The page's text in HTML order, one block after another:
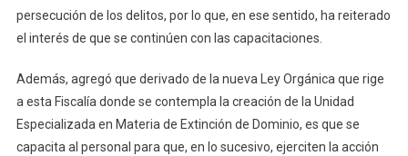
persecución de los delitos, por lo que, en ese sentido, ha reiterado
el interés de que se continúen con las capacitaciones.
Además, agregó que derivado de la nueva Ley Orgánica que rige
a esta Fiscalía donde se contempla la creación de la Unidad
Especializada en Materia de Extinción de Dominio, es que se
capacita al personal para que, en lo sucesivo, ejerciten la acción